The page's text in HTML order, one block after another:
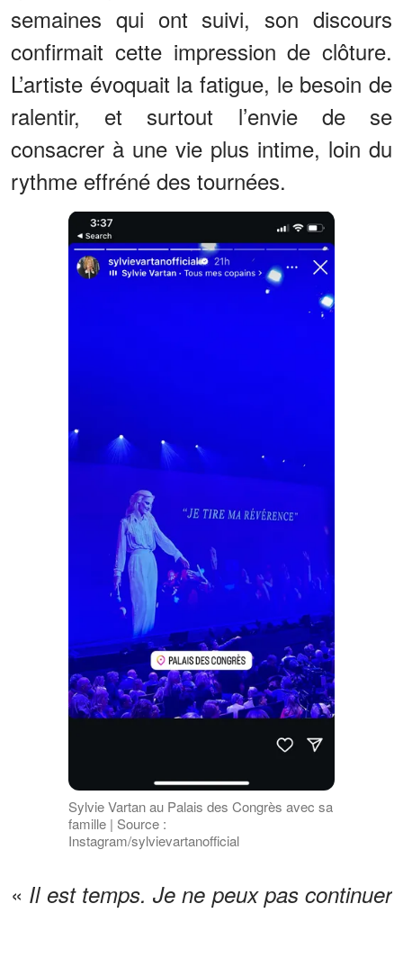
semaines qui ont suivi, son discours
confirmait cette impression de clôture.
L’artiste évoquait la fatigue, le besoin de
ralentir, et surtout l’envie de se
consacrer à une vie plus intime, loin du
rythme effréné des tournées.
Sylvie Vartan au Palais des Congrès avec sa
famille | Source :
Instagram/sylvievartanofficial
« Il est temps. Je ne peux pas continuer